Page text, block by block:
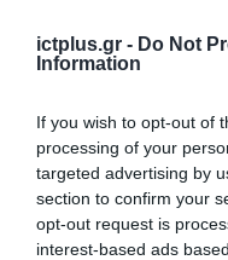
ictplus.gr - Do Not
Information
If you wish to opt-out of
processing of your
targeted advertising by
section to confirm your
opt-out request is
interest-based ads
κοινωνικό,
πρόσημο για όλους
TAGS:
7Η Υ.ΠΕ.
ΚΡΗΤΗΣ